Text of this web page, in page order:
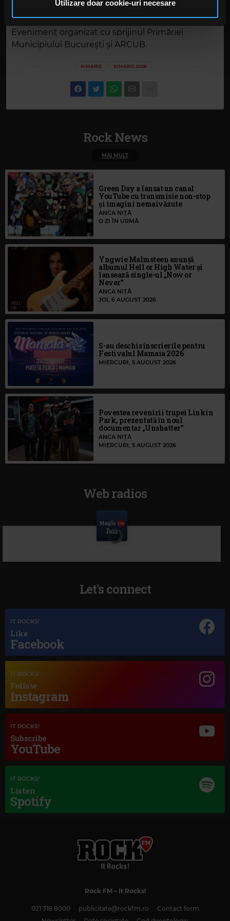
pot combina cu alte informații oferite de dvs. sau culese
continuați să utilizați website-ul nostru, sunteți de acord
cu utilizarea modulelor noastre cookie.
Utilizare doar cookie-uri necesare
Medicover, Answear, Sloop, Iqos, Absolut, Havana
Club, Bumbu, Belaire, Jameson, Dertour.
Eveniment organizat cu sprijinul Primăriei
Municipiului București și ARCUB.
KIMARO KIMARO 2026
Rock News
MAI MULT
Green Day a lansat un canal
YouTube cu transmisie non-stop
și imagini nemaivăzute
ANCA NIȚĂ
O ZI ÎN URMĂ
Yngwie Malmsteen anunță
albumul Hell or High Water și
lansează single-ul „Now or
Never”
ANCA NIȚĂ
JOI, 6 AUGUST 2026
S-au deschis înscrierile pentru
Festivalul Mamaia 2026
MIERCURI, 5 AUGUST 2026
Povestea revenirii trupei Linkin
Park, prezentată în noul
documentar „Unshatter”
ANCA NIȚĂ
MIERCURI, 5 AUGUST 2026
Web radios
Magic Jazz
Let's connect
IT ROCKS!
Like
Facebook
IT ROCKS!
Follow
Instagram
IT ROCKS!
Subscribe
YouTube
IT ROCKS!
Listen
Spotify
Rock FM– It Rocks!
021 318 8000 publicitate@rockfm.ro
Contact form